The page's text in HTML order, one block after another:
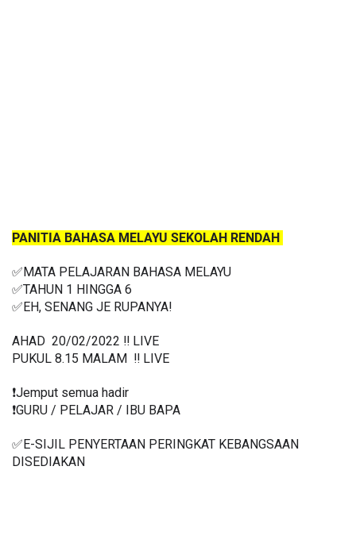
PANITIA BAHASA MELAYU SEKOLAH RENDAH
✅MATA PELAJARAN BAHASA MELAYU
✅TAHUN 1 HINGGA 6
✅EH, SENANG JE RUPANYA!
AHAD  20/02/2022 ‼️ LIVE
PUKUL 8.15 MALAM  ‼️ LIVE
❗️Jemput semua hadir
❗️GURU / PELAJAR / IBU BAPA
✅E-SIJIL PENYERTAAN PERINGKAT KEBANGSAAN
DISEDIAKAN